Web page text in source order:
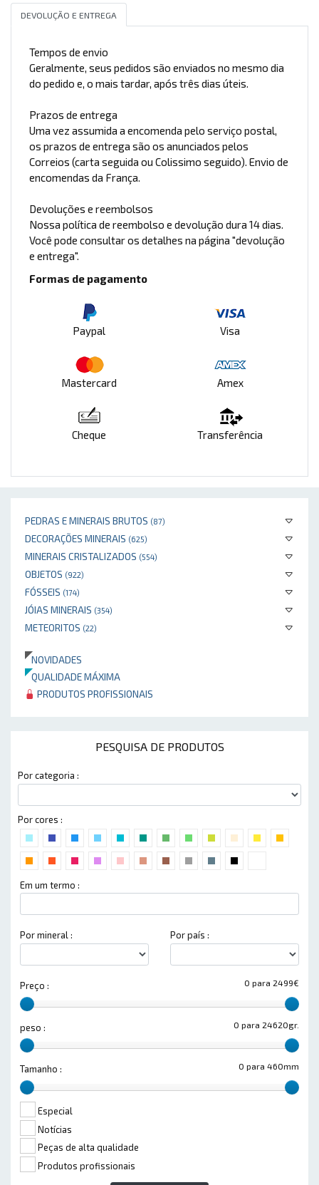
PEDRAS E MINERAIS BRUTOS (87)
DECORAÇÕES MINERAIS (625)
MINERAIS CRISTALIZADOS (554)
OBJETOS (922)
FÓSSEIS (174)
JÓIAS MINERAIS (354)
METEORITOS (22)
NOVIDADES
QUALIDADE MÁXIMA
PRODUTOS PROFISSIONAIS
PESQUISA DE PRODUTOS
Por categoria :
Por cores :
Em um termo :
Por mineral : Por país :
0 para 2499€
Preço :
0 para 24620gr.
peso :
0 para 460mm
Tamanho :
Especial
Notícias
Peças de alta qualidade
Produtos profissionais
DEVOLUÇÃO E ENTREGA
Tempos de envio
Geralmente, seus pedidos são enviados no mesmo dia
do pedido e, o mais tardar, após três dias úteis.
Prazos de entrega
Uma vez assumida a encomenda pelo serviço postal,
os prazos de entrega são os anunciados pelos
Correios (carta seguida ou Colissimo seguido). Envio de
encomendas da França.
Devoluções e reembolsos
Nossa política de reembolso e devolução dura 14 dias.
Você pode consultar os detalhes na página "devolução
e entrega".
Formas de pagamento
Paypal Visa
Mastercard Amex
Cheque Transferência